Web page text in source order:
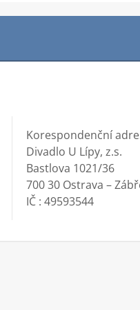
Korespondenční
Divadlo U Lípy, z.s.
Bastlova 1021/36
700 30 Ostrava –
IČ : 49593544